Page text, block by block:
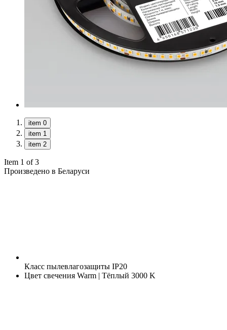
item 0
item 1
item 2
Item 1 of 3
Произведено в Беларуси
Класс пылевлагозащиты IP20
Цвет свечения Warm | Тёплый 3000 K